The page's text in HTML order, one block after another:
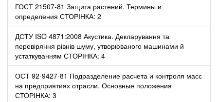
ГОСТ 21507-81 Защита растений. Термины и
определения СТОРІНКА: 2
ДСТУ ISO 4871:2008 Акустика. Декларування та
перевіряння рівнів шуму, утворюваного машинами й
устаткуванням СТОРІНКА: 4
ОСТ 92-9427-81 Подразделение расчета и контроля масс
на предприятиях отрасли. Основные положения
СТОРІНКА: 3